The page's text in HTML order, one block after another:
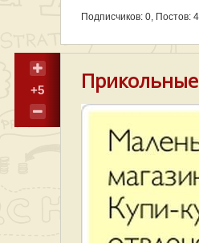
Подписчиков: 0, Постов:
+5